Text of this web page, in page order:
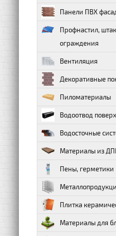
Панели ПВХ
Профнастил,
ограждения
Вентиляция
Декоративные
Пиломатериалы
Водоотвод
Водосточные
Материалы из
Пены, герметики
Плитка
Материалы для